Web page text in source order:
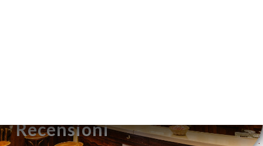
Recensioni